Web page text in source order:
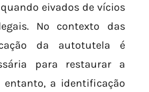
eivados de vícios
No contexto das
da autotutela é
para restaurar a
a identificação